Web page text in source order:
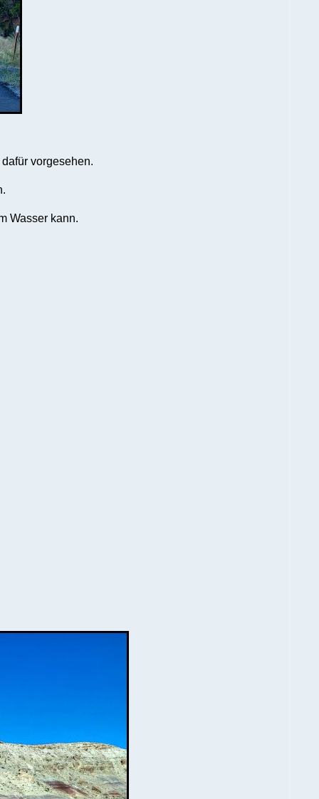
vorgesehen.
Wasser kann.